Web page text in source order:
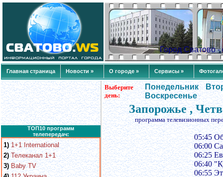
Город Сватово
Главная страница Новости » О городе » Сервисы »
ТОП10 программ
телепередач:
1) 1+1 International
2) Телеканал 1+1
3) Baby TV
Выберите
день:
Понедельник
Воскресенье
Запорожье ,
программа телевизионных
05:45
06:00
06:25
06:40
06:55